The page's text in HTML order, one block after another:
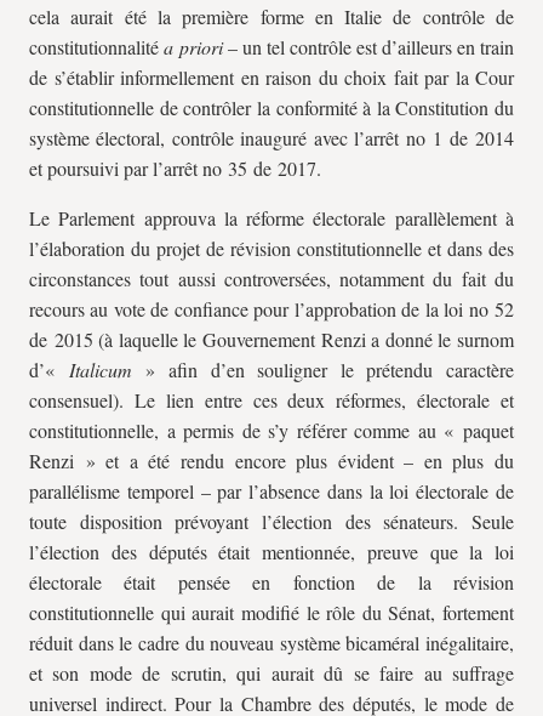
cela aurait été la première forme en Italie de contrôle de
constitutionnalitéa priori– un tel contrôle est d’ailleurs en train
de s’établir informellement en raison du choix fait par la Cour
constitutionnelle de contrôler la conformité à la Constitution du
système électoral, contrôle inauguré avec l’arrêt no 1 de 2014
et poursuivi par l’arrêt no 35 de 2017.
Le Parlement approuva la réforme électorale parallèlement à
l’élaboration du projet de révision constitutionnelle et dans des
circonstances tout aussi controversées, notamment du fait du
recours au vote de confiance pour l’approbation de la loi no 52
de 2015 (à laquelle le Gouvernement Renzi a donné le surnom
d’« Italicum » afin d’en souligner le prétendu caractère
consensuel). Le lien entre ces deux réformes, électorale et
constitutionnelle, a permis de s’y référer comme au « paquet
Renzi » et a été rendu encore plus évident – en plus du
parallélisme temporel – par l’absence dans la loi électorale de
toute disposition prévoyant l’élection des sénateurs. Seule
l’élection des députés était mentionnée, preuve que la loi
électorale était pensée en fonction de la révision
constitutionnelle qui aurait modifié le rôle du Sénat, fortement
réduit dans le cadre du nouveau système bicaméral inégalitaire,
et son mode de scrutin, qui aurait dû se faire au suffrage
universel indirect. Pour la Chambre des députés, le mode de